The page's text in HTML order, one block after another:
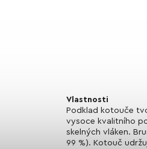
Vlastnosti
Podklad kotouče
vysoce kvalitního
skelných vláken.
99 %). Kotouč